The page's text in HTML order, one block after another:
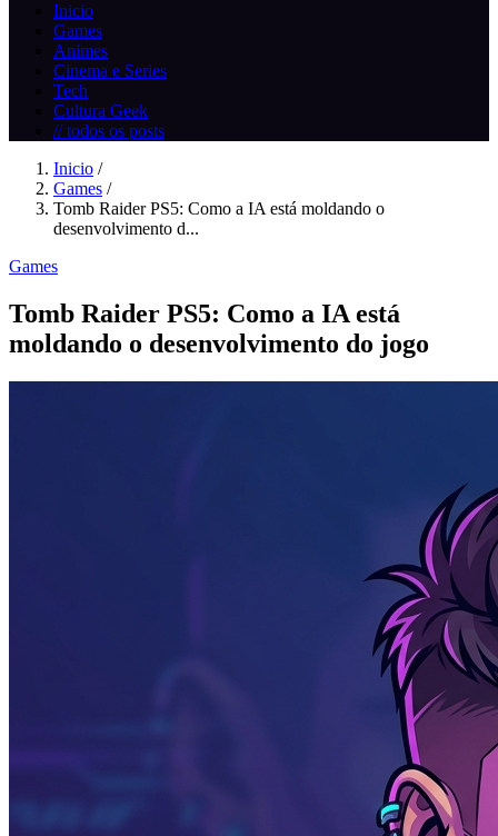
Inicio
Games
Animes
Cinema e Series
Tech
Cultura Geek
// todos os posts
Inicio /
Games /
Tomb Raider PS5: Como a IA está moldando o
desenvolvimento d...
Games
Tomb Raider PS5: Como a IA está
moldando o desenvolvimento do jogo